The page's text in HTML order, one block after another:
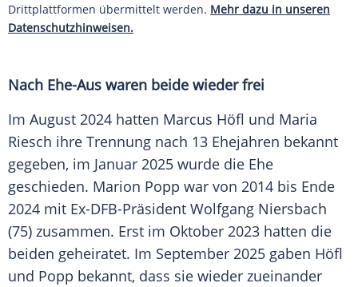
Drittplattformen übermittelt werden. Mehr dazu in unseren
Datenschutzhinweisen.
Nach Ehe-Aus waren beide wieder frei
Im August 2024 hatten Marcus Höfl und Maria
Riesch ihre Trennung nach 13 Ehejahren bekannt
gegeben, im Januar 2025 wurde die Ehe
geschieden. Marion Popp war von 2014 bis Ende
2024 mit Ex-DFB-Präsident Wolfgang Niersbach
(75) zusammen. Erst im Oktober 2023 hatten die
beiden geheiratet. Im September 2025 gaben Höfl
und Popp bekannt, dass sie wieder zueinander